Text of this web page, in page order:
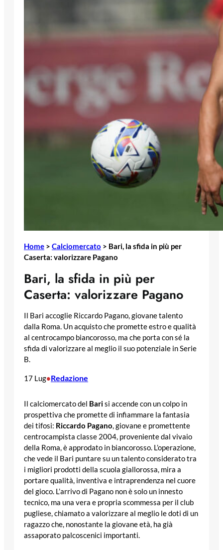
Home > Calciomercato > Bari, la sfida in più per
Caserta: valorizzare Pagano
Bari, la sfida in più per
Caserta: valorizzare Pagano
Il Bari accoglie Riccardo Pagano, giovane talento
dalla Roma. Un acquisto che promette estro e qualità
al centrocampo biancorosso, ma che porta con sé la
sfida di valorizzare al meglio il suo potenziale in Serie
B.
17 Lug•Redazione
Il calciomercato del Barisi accende con un colpo in
prospettiva che promette di infiammare la fantasia
dei tifosi: Riccardo Pagano, giovane e promettente
centrocampista classe 2004, proveniente dal vivaio
della Roma, è approdato in biancorosso. L’operazione,
che vede il Bari puntare su un talento considerato tra
i migliori prodotti della scuola giallorossa, mira a
portare qualità, inventiva e intraprendenza nel cuore
del gioco. L’arrivo di Pagano non è solo un innesto
tecnico, ma una vera e propria scommessa per il club
pugliese, chiamato a valorizzare al meglio le doti di un
ragazzo che, nonostante la giovane età, ha già
assaporato palcoscenici importanti.